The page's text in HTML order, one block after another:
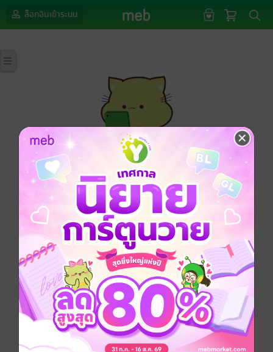
ล็อกอินเข้าระบบ
กรุณาเข้าสู่ระบบก่อนดำเนินรายการด้วยค่ะ
ล็อกอินเข้าระบบ